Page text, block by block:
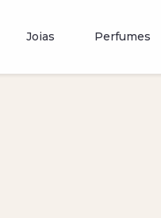
Joias Perfumes